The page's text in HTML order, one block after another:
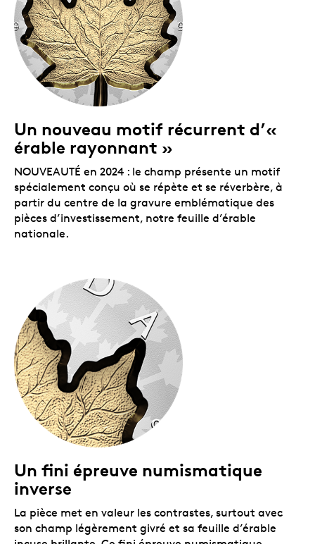
Un nouveau motif récurrent d’«
érable rayonnant »
NOUVEAUTÉ en 2024 : le champ présente un motif
spécialement conçu où se répète et se réverbère, à
partir du centre de la gravure emblématique des
pièces d’investissement, notre feuille d’érable
nationale.
Un fini épreuve numismatique
inverse
La pièce met en valeur les contrastes, surtout avec
son champ légèrement givré et sa feuille d’érable